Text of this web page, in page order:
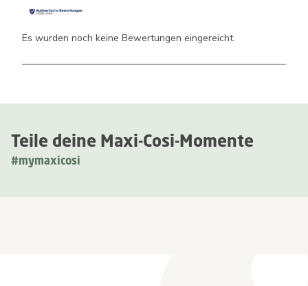
Teile deine Maxi-Cosi-Momente
#mymaxicosi
Es wurden noch keine Bewertungen eingereicht.